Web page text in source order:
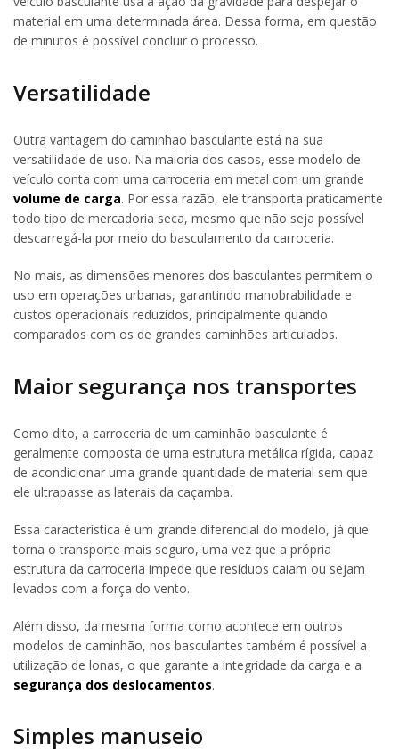
material em uma determinada área. Dessa forma, em questão
de minutos é possível concluir o processo.
Versatilidade
Outra vantagem do caminhão basculante está na sua
versatilidade de uso. Na maioria dos casos, esse modelo de
veículo conta com uma carroceria em metal com um grande
volume de carga. Por essa razão, ele transporta praticamente
todo tipo de mercadoria seca, mesmo que não seja possível
descarregá-la por meio do basculamento da carroceria.
No mais, as dimensões menores dos basculantes permitem o
uso em operações urbanas, garantindo manobrabilidade e
custos operacionais reduzidos, principalmente quando
comparados com os de grandes caminhões articulados.
Maior segurança nos transportes
Como dito, a carroceria de um caminhão basculante é
geralmente composta de uma estrutura metálica rígida, capaz
de acondicionar uma grande quantidade de material sem que
ele ultrapasse as laterais da caçamba.
Essa característica é um grande diferencial do modelo, já que
torna o transporte mais seguro, uma vez que a própria
estrutura da carroceria impede que resíduos caiam ou sejam
levados com a força do vento.
Além disso, da mesma forma como acontece em outros
modelos de caminhão, nos basculantes também é possível a
utilização de lonas, o que garante a integridade da carga e a
segurança dos deslocamentos.
Simples manuseio